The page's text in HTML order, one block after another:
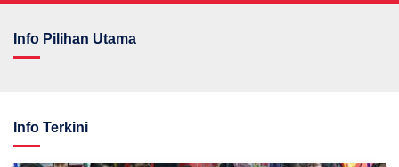
Info Pilihan Utama
Info Terkini